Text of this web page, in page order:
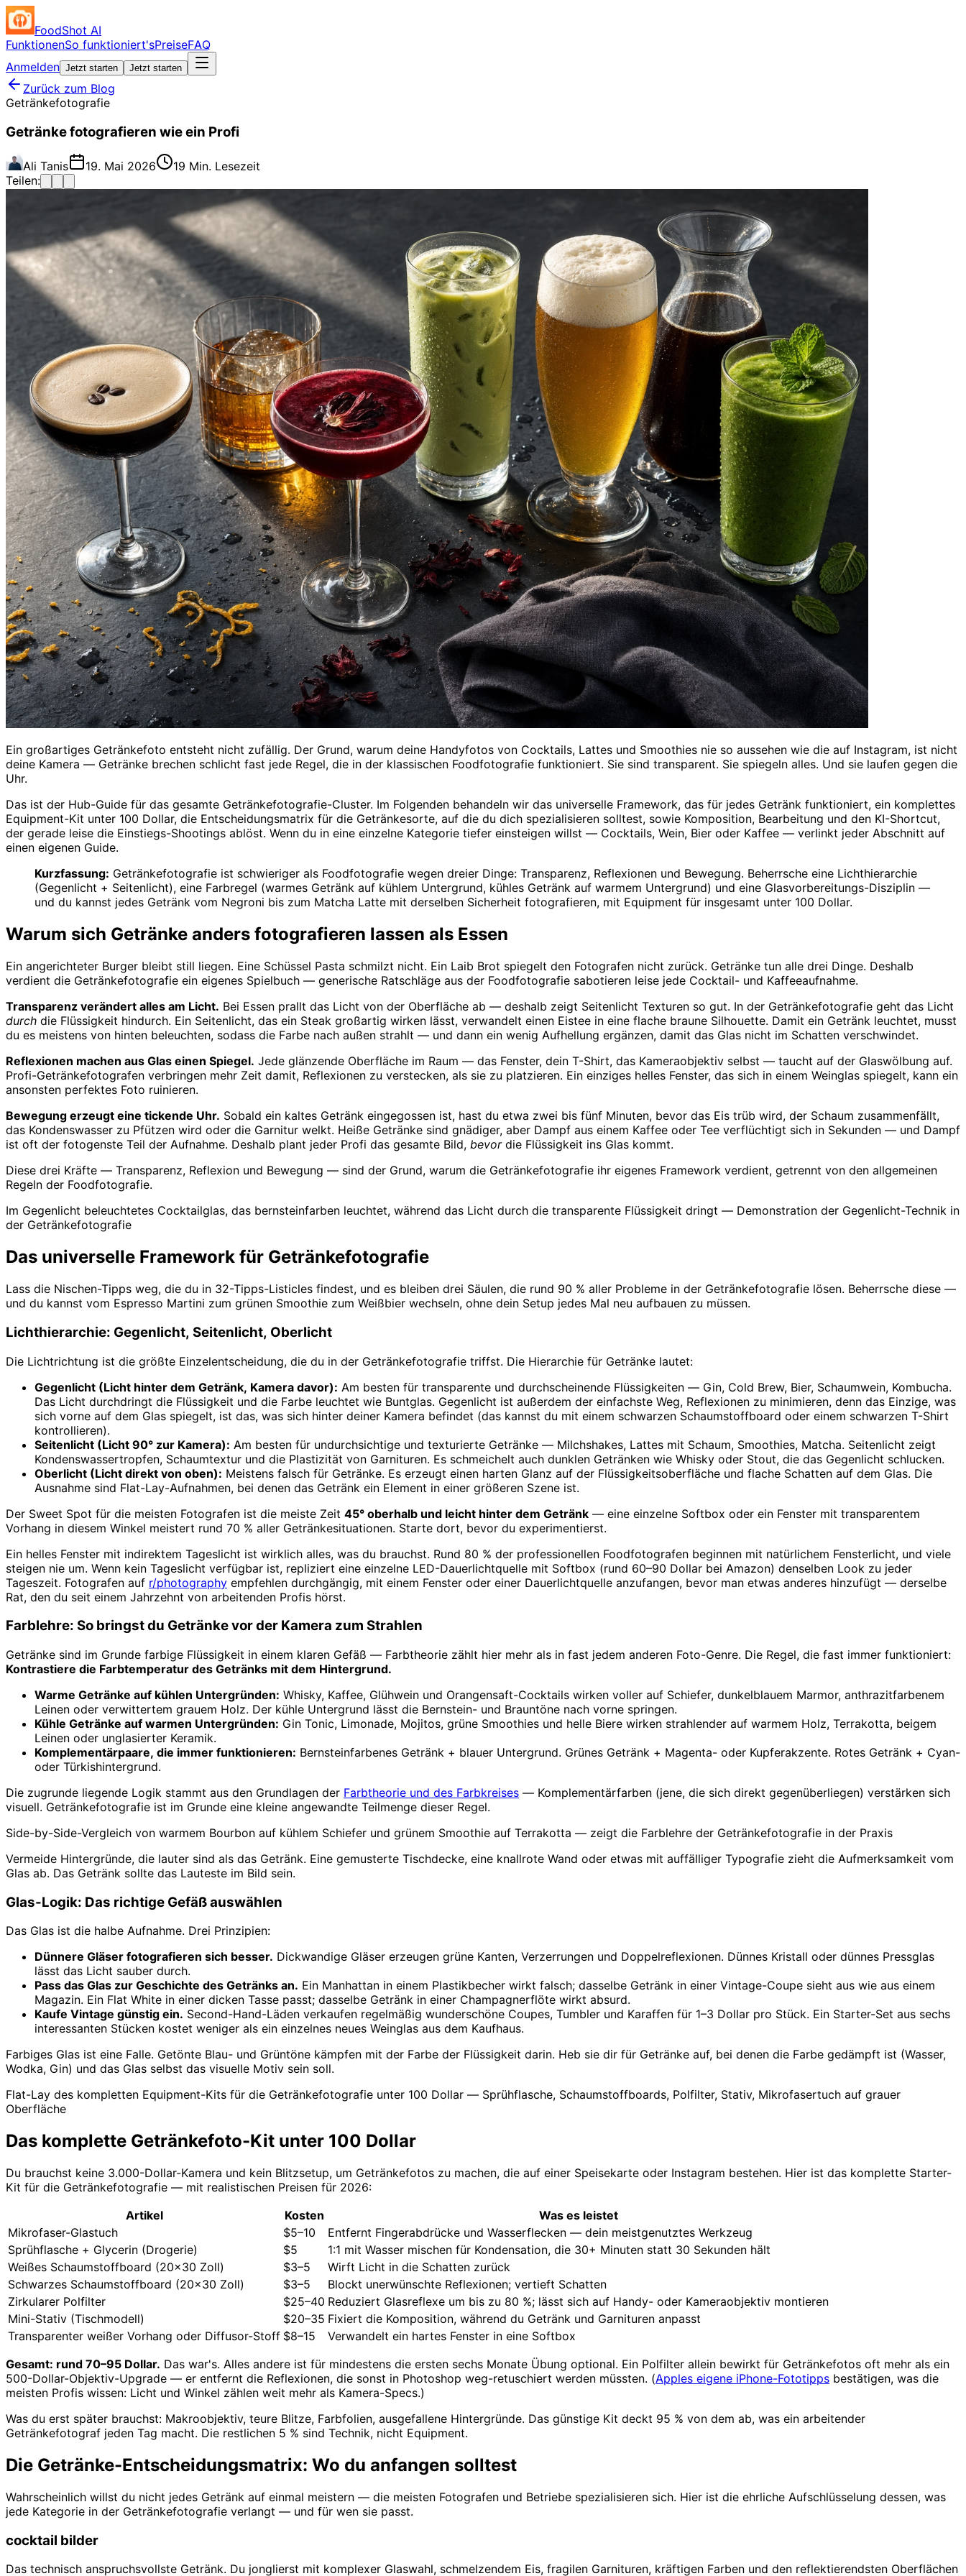
FoodShot AI
FunktionenSo funktioniert'sPreiseFAQ
Anmelden Jetzt starten Jetzt starten
Zurück zum Blog
Getränkefotografie
Getränke fotografieren wie ein Profi
Ali Tanis 19. Mai 2026
19 Min. Lesezeit
Teilen:
Ein großartiges Getränkefoto entsteht nicht zufällig. Der Grund, warum deine Handyfotos von Cocktails, Lattes und Smoothies nie so aussehen wie die auf Instagram, ist nicht
deine Kamera — Getränke brechen schlicht fast jede Regel, die in der klassischen Foodfotografie funktioniert. Sie sind transparent. Sie spiegeln alles. Und sie laufen gegen die
Uhr.
Das ist der Hub-Guide für das gesamte Getränkefotografie-Cluster. Im Folgenden behandeln wir das universelle Framework, das für jedes Getränk funktioniert, ein komplettes
Equipment-Kit unter 100 Dollar, die Entscheidungsmatrix für die Getränkesorte, auf die du dich spezialisieren solltest, sowie Komposition, Bearbeitung und den KI-Shortcut,
der gerade leise die Einstiegs-Shootings ablöst. Wenn du in eine einzelne Kategorie tiefer einsteigen willst — Cocktails, Wein, Bier oder Kaffee — verlinkt jeder Abschnitt auf
einen eigenen Guide.
Kurzfassung: Getränkefotografie ist schwieriger als Foodfotografie wegen dreier Dinge: Transparenz, Reflexionen und Bewegung. Beherrsche eine Lichthierarchie
(Gegenlicht + Seitenlicht), eine Farbregel (warmes Getränk auf kühlem Untergrund, kühles Getränk auf warmem Untergrund) und eine Glasvorbereitungs-Disziplin —
und du kannst jedes Getränk vom Negroni bis zum Matcha Latte mit derselben Sicherheit fotografieren, mit Equipment für insgesamt unter 100 Dollar.
Warum sich Getränke anders fotografieren lassen als Essen
Ein angerichteter Burger bleibt still liegen. Eine Schüssel Pasta schmilzt nicht. Ein Laib Brot spiegelt den Fotografen nicht zurück. Getränke tun alle drei Dinge. Deshalb
verdient die Getränkefotografie ein eigenes Spielbuch — generische Ratschläge aus der Foodfotografie sabotieren leise jede Cocktail- und Kaffeeaufnahme.
Transparenz verändert alles am Licht. Bei Essen prallt das Licht von der Oberfläche ab — deshalb zeigt Seitenlicht Texturen so gut. In der Getränkefotografie geht das Licht
durch die Flüssigkeit hindurch. Ein Seitenlicht, das ein Steak großartig wirken lässt, verwandelt einen Eistee in eine flache braune Silhouette. Damit ein Getränk leuchtet, musst
du es meistens von hinten beleuchten, sodass die Farbe nach außen strahlt — und dann ein wenig Aufhellung ergänzen, damit das Glas nicht im Schatten verschwindet.
Reflexionen machen aus Glas einen Spiegel. Jede glänzende Oberfläche im Raum — das Fenster, dein T-Shirt, das Kameraobjektiv selbst — taucht auf der Glaswölbung auf.
Profi-Getränkefotografen verbringen mehr Zeit damit, Reflexionen zu verstecken, als sie zu platzieren. Ein einziges helles Fenster, das sich in einem Weinglas spiegelt, kann ein
ansonsten perfektes Foto ruinieren.
Bewegung erzeugt eine tickende Uhr. Sobald ein kaltes Getränk eingegossen ist, hast du etwa zwei bis fünf Minuten, bevor das Eis trüb wird, der Schaum zusammenfällt,
das Kondenswasser zu Pfützen wird oder die Garnitur welkt. Heiße Getränke sind gnädiger, aber Dampf aus einem Kaffee oder Tee verflüchtigt sich in Sekunden — und Dampf
ist oft der fotogenste Teil der Aufnahme. Deshalb plant jeder Profi das gesamte Bild, bevordie Flüssigkeit ins Glas kommt.
Diese drei Kräfte — Transparenz, Reflexion und Bewegung — sind der Grund, warum die Getränkefotografie ihr eigenes Framework verdient, getrennt von den allgemeinen
Regeln der Foodfotografie.
Im Gegenlicht beleuchtetes Cocktailglas, das bernsteinfarben leuchtet, während das Licht durch die transparente Flüssigkeit dringt — Demonstration der Gegenlicht-Technik in
der Getränkefotografie
Das universelle Framework für Getränkefotografie
Lass die Nischen-Tipps weg, die du in 32-Tipps-Listicles findest, und es bleiben drei Säulen, die rund 90 % aller Probleme in der Getränkefotografie lösen. Beherrsche diese —
und du kannst vom Espresso Martini zum grünen Smoothie zum Weißbier wechseln, ohne dein Setup jedes Mal neu aufbauen zu müssen.
Lichthierarchie: Gegenlicht, Seitenlicht, Oberlicht
Die Lichtrichtung ist die größte Einzelentscheidung, die du in der Getränkefotografie triffst. Die Hierarchie für Getränke lautet:
Gegenlicht (Licht hinter dem Getränk, Kamera davor): Am besten für transparente und durchscheinende Flüssigkeiten — Gin, Cold Brew, Bier, Schaumwein, Kombucha.
Das Licht durchdringt die Flüssigkeit und die Farbe leuchtet wie Buntglas. Gegenlicht ist außerdem der einfachste Weg, Reflexionen zu minimieren, denn das Einzige, was
sich vorne auf dem Glas spiegelt, ist das, was sich hinter deiner Kamera befindet (das kannst du mit einem schwarzen Schaumstoffboard oder einem schwarzen T-Shirt
kontrollieren).
Seitenlicht (Licht 90° zur Kamera): Am besten für undurchsichtige und texturierte Getränke — Milchshakes, Lattes mit Schaum, Smoothies, Matcha. Seitenlicht zeigt
Kondenswassertropfen, Schaumtextur und die Plastizität von Garnituren. Es schmeichelt auch dunklen Getränken wie Whisky oder Stout, die das Gegenlicht schlucken.
Oberlicht (Licht direkt von oben): Meistens falsch für Getränke. Es erzeugt einen harten Glanz auf der Flüssigkeitsoberfläche und flache Schatten auf dem Glas. Die
Ausnahme sind Flat-Lay-Aufnahmen, bei denen das Getränk ein Element in einer größeren Szene ist.
Der Sweet Spot für die meisten Fotografen ist die meiste Zeit 45° oberhalb und leicht hinter dem Getränk — eine einzelne Softbox oder ein Fenster mit transparentem
Vorhang in diesem Winkel meistert rund 70 % aller Getränkesituationen. Starte dort, bevor du experimentierst.
Ein helles Fenster mit indirektem Tageslicht ist wirklich alles, was du brauchst. Rund 80 % der professionellen Foodfotografen beginnen mit natürlichem Fensterlicht, und viele
steigen nie um. Wenn kein Tageslicht verfügbar ist, repliziert eine einzelne LED-Dauerlichtquelle mit Softbox (rund 60–90 Dollar bei Amazon) denselben Look zu jeder
Tageszeit. Fotografen auf r/photography empfehlen durchgängig, mit einem Fenster oder einer Dauerlichtquelle anzufangen, bevor man etwas anderes hinzufügt — derselbe
Rat, den du seit einem Jahrzehnt von arbeitenden Profis hörst.
Farblehre: So bringst du Getränke vor der Kamera zum Strahlen
Getränke sind im Grunde farbige Flüssigkeit in einem klaren Gefäß — Farbtheorie zählt hier mehr als in fast jedem anderen Foto-Genre. Die Regel, die fast immer funktioniert:
Kontrastiere die Farbtemperatur des Getränks mit dem Hintergrund.
Warme Getränke auf kühlen Untergründen: Whisky, Kaffee, Glühwein und Orangensaft-Cocktails wirken voller auf Schiefer, dunkelblauem Marmor, anthrazitfarbenem
Leinen oder verwittertem grauem Holz. Der kühle Untergrund lässt die Bernstein- und Brauntöne nach vorne springen.
Kühle Getränke auf warmen Untergründen: Gin Tonic, Limonade, Mojitos, grüne Smoothies und helle Biere wirken strahlender auf warmem Holz, Terrakotta, beigem
Leinen oder unglasierter Keramik.
Komplementärpaare, die immer funktionieren: Bernsteinfarbenes Getränk + blauer Untergrund. Grünes Getränk + Magenta- oder Kupferakzente. Rotes Getränk + Cyan-
oder Türkishintergrund.
Die zugrunde liegende Logik stammt aus den Grundlagen der Farbtheorie und des Farbkreises — Komplementärfarben (jene, die sich direkt gegenüberliegen) verstärken sich
visuell. Getränkefotografie ist im Grunde eine kleine angewandte Teilmenge dieser Regel.
Side-by-Side-Vergleich von warmem Bourbon auf kühlem Schiefer und grünem Smoothie auf Terrakotta — zeigt die Farblehre der Getränkefotografie in der Praxis
Vermeide Hintergründe, die lauter sind als das Getränk. Eine gemusterte Tischdecke, eine knallrote Wand oder etwas mit auffälliger Typografie zieht die Aufmerksamkeit vom
Glas ab. Das Getränk sollte das Lauteste im Bild sein.
Glas-Logik: Das richtige Gefäß auswählen
Das Glas ist die halbe Aufnahme. Drei Prinzipien:
Dünnere Gläser fotografieren sich besser. Dickwandige Gläser erzeugen grüne Kanten, Verzerrungen und Doppelreflexionen. Dünnes Kristall oder dünnes Pressglas
lässt das Licht sauber durch.
Pass das Glas zur Geschichte des Getränks an. Ein Manhattan in einem Plastikbecher wirkt falsch; dasselbe Getränk in einer Vintage-Coupe sieht aus wie aus einem
Magazin. Ein Flat White in einer dicken Tasse passt; dasselbe Getränk in einer Champagnerflöte wirkt absurd.
Kaufe Vintage günstig ein. Second-Hand-Läden verkaufen regelmäßig wunderschöne Coupes, Tumbler und Karaffen für 1–3 Dollar pro Stück. Ein Starter-Set aus sechs
interessanten Stücken kostet weniger als ein einzelnes neues Weinglas aus dem Kaufhaus.
Farbiges Glas ist eine Falle. Getönte Blau- und Grüntöne kämpfen mit der Farbe der Flüssigkeit darin. Heb sie dir für Getränke auf, bei denen die Farbe gedämpft ist (Wasser,
Wodka, Gin) und das Glas selbst das visuelle Motiv sein soll.
Flat-Lay des kompletten Equipment-Kits für die Getränkefotografie unter 100 Dollar — Sprühflasche, Schaumstoffboards, Polfilter, Stativ, Mikrofasertuch auf grauer
Oberfläche
Das komplette Getränkefoto-Kit unter 100 Dollar
Du brauchst keine 3.000-Dollar-Kamera und kein Blitzsetup, um Getränkefotos zu machen, die auf einer Speisekarte oder Instagram bestehen. Hier ist das komplette Starter-
Kit für die Getränkefotografie — mit realistischen Preisen für 2026:
Artikel
Kosten
Was es leistet
Mikrofaser-Glastuch
$5–10
Entfernt Fingerabdrücke und Wasserflecken — dein meistgenutztes Werkzeug
Sprühflasche + Glycerin (Drogerie)
$5
1:1 mit Wasser mischen für Kondensation, die 30+ Minuten statt 30 Sekunden hält
Weißes Schaumstoffboard (20x30 Zoll)
$3–5
Wirft Licht in die Schatten zurück
Schwarzes Schaumstoffboard (20x30 Zoll)
$3–5
Blockt unerwünschte Reflexionen; vertieft Schatten
Zirkularer Polfilter
$25–40 Reduziert Glasreflexe um bis zu 80 %; lässt sich auf Handy- oder Kameraobjektiv montieren
Mini-Stativ (Tischmodell)
$20–35 Fixiert die Komposition, während du Getränk und Garnituren anpasst
Transparenter weißer Vorhang oder Diffusor-Stoff $8–15
Verwandelt ein hartes Fenster in eine Softbox
Gesamt: rund 70–95 Dollar. Das war's. Alles andere ist für mindestens die ersten sechs Monate Übung optional. Ein Polfilter allein bewirkt für Getränkefotos oft mehr als ein
500-Dollar-Objektiv-Upgrade — er entfernt die Reflexionen, die sonst in Photoshop weg-retuschiert werden müssten. (Apples eigene iPhone-Fototipps bestätigen, was die
meisten Profis wissen: Licht und Winkel zählen weit mehr als Kamera-Specs.)
Was du erst später brauchst: Makroobjektiv, teure Blitze, Farbfolien, ausgefallene Hintergründe. Das günstige Kit deckt 95 % von dem ab, was ein arbeitender
Getränkefotograf jeden Tag macht. Die restlichen 5 % sind Technik, nicht Equipment.
Die Getränke-Entscheidungsmatrix: Wo du anfangen solltest
Wahrscheinlich willst du nicht jedes Getränk auf einmal meistern — die meisten Fotografen und Betriebe spezialisieren sich. Hier ist die ehrliche Aufschlüsselung dessen, was
jede Kategorie in der Getränkefotografie verlangt — und für wen sie passt.
cocktail bilder
Das technisch anspruchsvollste Getränk. Du jonglierst mit komplexer Glaswahl, schmelzendem Eis, fragilen Garnituren, kräftigen Farben und den reflektierendsten Oberflächen